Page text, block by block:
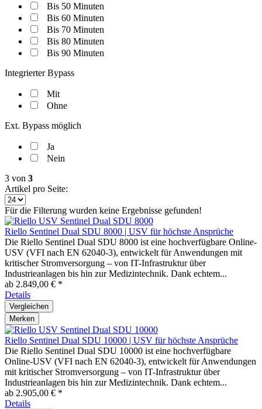
Bis 50 Minuten
Bis 60 Minuten
Bis 70 Minuten
Bis 80 Minuten
Bis 90 Minuten
Integrierter Bypass
Mit
Ohne
Ext. Bypass möglich
Ja
Nein
3 von 3
Artikel pro Seite:
Für die Filterung wurden keine Ergebnisse gefunden!
Riello Sentinel Dual SDU 8000 | USV für höchste Ansprüche
Die Riello Sentinel Dual SDU 8000 ist eine hochverfügbare Online-
USV (VFI nach EN 62040-3), entwickelt für Anwendungen mit
kritischer Stromversorgung – von IT-Infrastruktur über
Industrieanlagen bis hin zur Medizintechnik. Dank echtem...
ab 2.849,00 € *
Details
Vergleichen
Merken
Riello Sentinel Dual SDU 10000 | USV für höchste Ansprüche
Die Riello Sentinel Dual SDU 10000 ist eine hochverfügbare
Online-USV (VFI nach EN 62040-3), entwickelt für Anwendungen
mit kritischer Stromversorgung – von IT-Infrastruktur über
Industrieanlagen bis hin zur Medizintechnik. Dank echtem...
ab 2.905,00 € *
Details